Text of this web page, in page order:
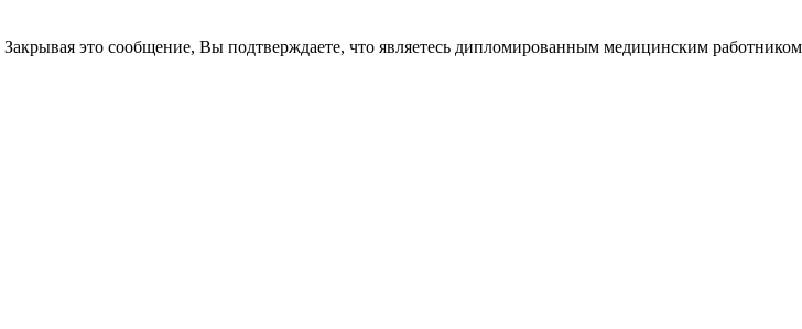
это сообщение, Вы подтверждаете, что являетесь дипломированным медицинским работником